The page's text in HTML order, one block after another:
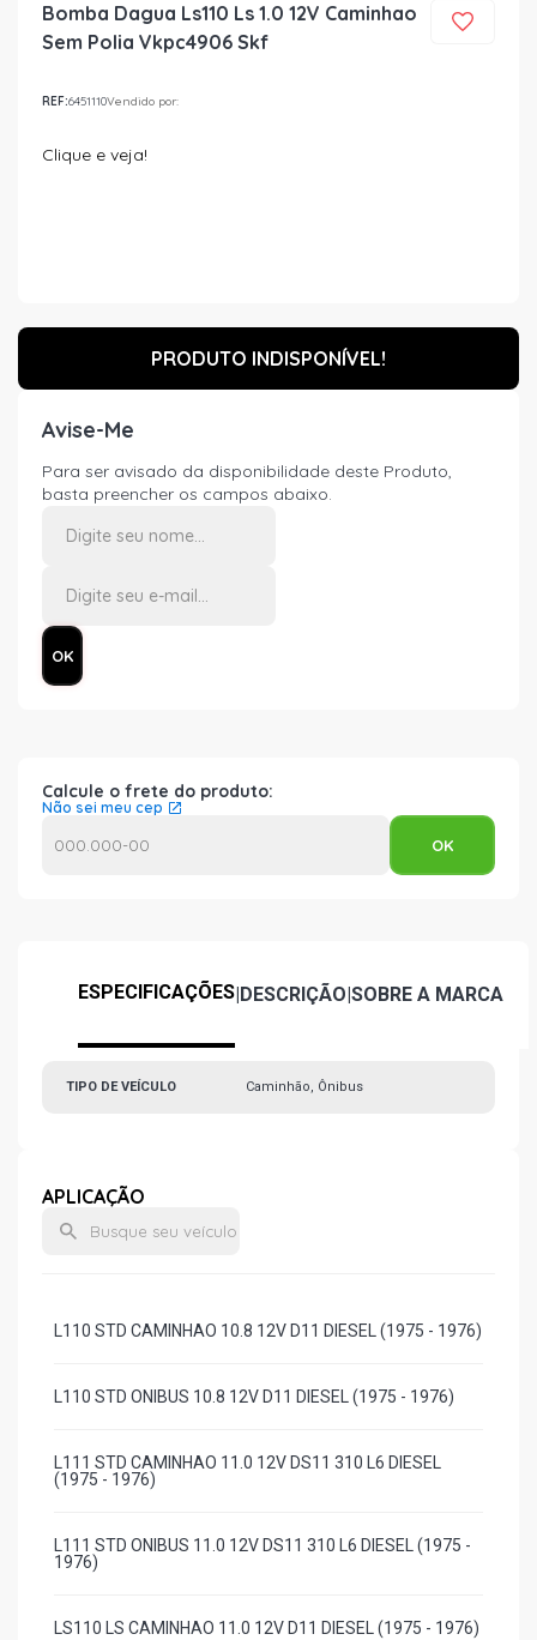
Bomba Dagua Ls110 Ls 1.0 12V Caminhao
Sem Polia Vkpc4906 Skf
REF:6451110Vendido por:
Clique e veja!
PRODUTO INDISPONÍVEL!
Avise-Me
Para ser avisado da disponibilidade deste Produto,
basta preencher os campos abaixo.
Calcule o frete do produto:
Não sei meu cep
ESPECIFICAÇÕES|DESCRIÇÃO|SOBRE A MARCA
TIPO DE VEÍCULO Caminhão, Ônibus
APLICAÇÃO
L110 STD CAMINHAO 10.8 12V D11 DIESEL (1975 - 1976)
L110 STD ONIBUS 10.8 12V D11 DIESEL (1975 - 1976)
L111 STD CAMINHAO 11.0 12V DS11 310 L6 DIESEL
(1975 - 1976)
L111 STD ONIBUS 11.0 12V DS11 310 L6 DIESEL (1975 -
1976)
LS110 LS CAMINHAO 11.0 12V D11 DIESEL (1975 - 1976)